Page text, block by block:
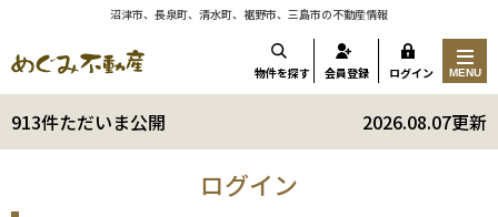
沼津市、長泉町、清水町、裾野市、三島市の不動産情報
913件ただいま公開 2026.08.07更新
物件を探す 会員登録 ログイン MENU
ログイン